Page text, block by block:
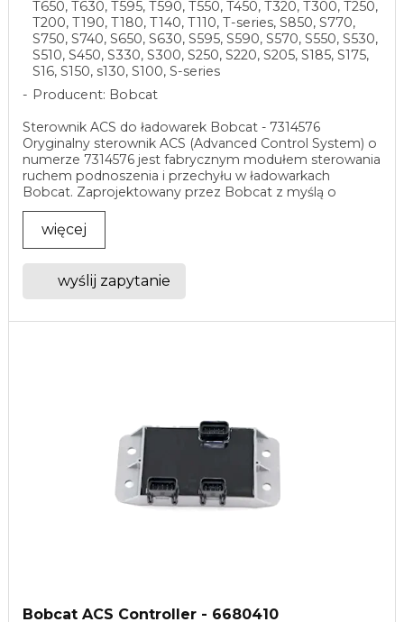
T650, T630, T595, T590, T550, T450, T320, T300, T250,
T200, T190, T180, T140, T110, T-series, S850, S770,
S750, S740, S650, S630, S595, S590, S570, S550, S530,
S510, S450, S330, S300, S250, S220, S205, S185, S175,
S16, S150, s130, S100, S-series
Producent: Bobcat
Sterownik ACS do ładowarek Bobcat - 7314576
Oryginalny sterownik ACS (Advanced Control System) o
numerze 7314576 jest fabrycznym modułem sterowania
ruchem podnoszenia i przechyłu w ładowarkach
Bobcat. Zaprojektowany przez Bobcat z myślą o
wysokiej ...
więcej
wyślij zapytanie
Bobcat ACS Controller - 6680410